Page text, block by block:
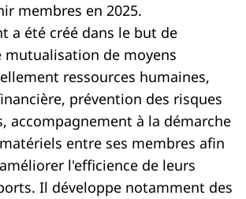
membres en 2025.
a été créé dans le but de
mutualisation de moyens
ressources humaines,
prévention des risques
accompagnement à la démarche
entre ses membres afin
l'efficience de leurs
Il développe notamment des